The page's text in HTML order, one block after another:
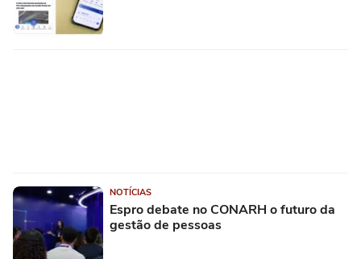
NOTÍCIAS
Espro debate no CONARH o futuro da
gestão de pessoas